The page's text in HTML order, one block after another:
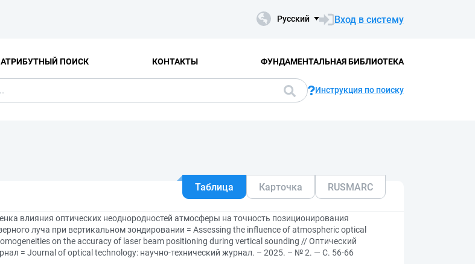
Русский Вход в систему
АТРИБУТНЫЙ ПОИСК КОНТАКТЫ ФУНДАМЕНТАЛЬНАЯ БИБЛИОТЕКА
Инструкция по поиску
Таблица Карточка RUSMARC
влияния оптических неоднородностей атмосферы на точность позиционирования
луча при вертикальном зондировании = Assessing the influence of atmospheric optical
on the accuracy of laser beam positioning during vertical sounding // Оптический
= Journal of optical technology: научно-технический журнал. – 2025. – № 2. — С. 56-66